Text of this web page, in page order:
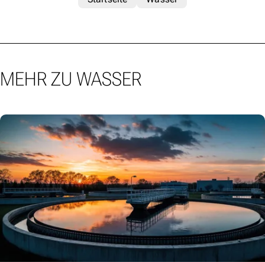
MEHR ZU WASSER